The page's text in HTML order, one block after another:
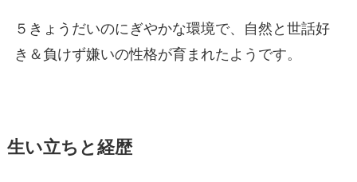
５きょうだいのにぎやかな環境で、自然と世話好
き＆負けず嫌いの性格が育まれたようです。
生い立ちと経歴